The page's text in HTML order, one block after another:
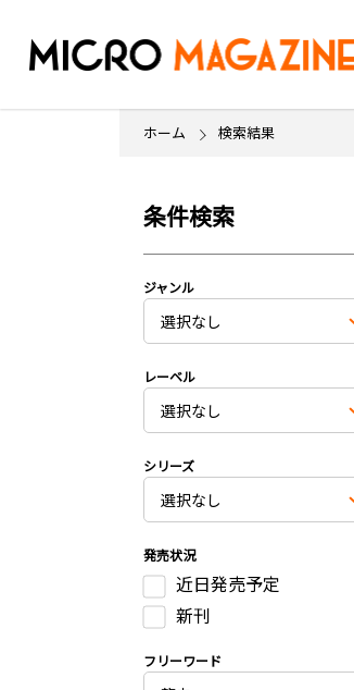
ホーム 検索結果
条件検索
ジャンル
レーベル
シリーズ
発売状況
近日発売予定
新刊
フリーワード